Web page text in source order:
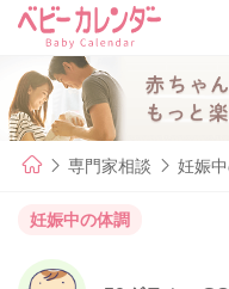
専門家相談 妊娠
妊娠中の体調